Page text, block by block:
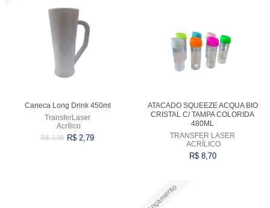
Caneca Long Drink 450ml
TransferLaser
Acrílico
R$ 3,99 R$ 2,79
ATACADO SQUEEZE ACQUA BIO
CRISTAL C/ TAMPA COLORIDA
480ML
TRANSFER LASER
ACRÍLICO
R$ 8,70
Lançamento